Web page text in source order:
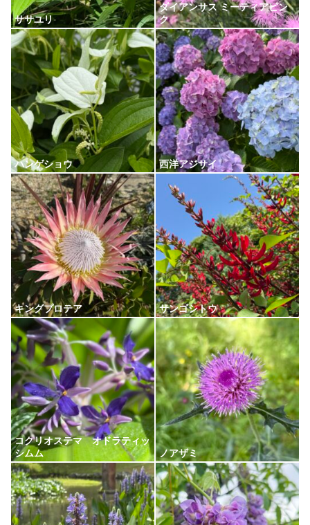
ササユリ
ダイアンサス ミーティアピン
ク
ハンゲショウ 西洋アジサイ
キングプロテア サンゴシトウ
コクリオステマ オドラティッ
シムム
ノアザミ